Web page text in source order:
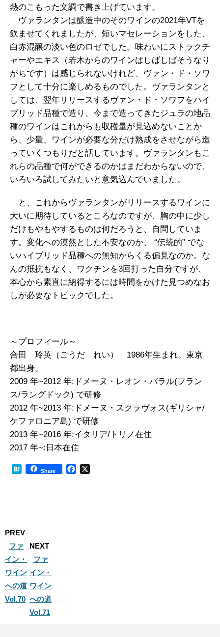
熱のこもった文調で書き上げています。
ヴァランタンは醸造中のそのワインの2021年VTを
飲ませてくれましたが、短いマセレーションをした、
白赤混醸の淡い色のロゼでした。味わいにストラクチ
ャーやエキス（若木からのワインはしばしばそうなり
がちです）は感じられないけれど、ヴァン・ド・ソワ
フとして十分に楽しめるものでした。ヴァランタンと
しては、翌年リリースするヴァン・ド・ソワフをハイ
ブリッド品種で造り、今まで造ってきたジュラの地品
種のワインはこれからも収穫量が見込めないことか
ら、少量、ワインが必要な分だけ熟成をさせながら造
っていくつもりだと話しています。ヴァランタンもこ
れらの品種で何ができるのかはまだわからないので、
いろいろ試してみたいと意気込んでいました。
と、これからヴァランタンがリリースするワインに
大いに期待しているところなのですが、胸の中に少し
だけもやもやするものは何だろうと、自問していま
す。変化への漠然とした不安なのか、 “伝統的” でな
いハイブリッド品種への無知からくる偏見なのか。な
んの抵抗もなく、ワクチンを3回打った自分ですが、
本心から素直に納得するには時間をかけた見つめなお
しが必要なトピックでした。
～プロフィール～
合田 玲英（ごうだ れい） 1986年生まれ。東京
都出身。
2009 年~2012 年:ドメーヌ・レオン・バラル(フラン
ス/ラングドック) で研修
2012 年~2013 年:ドメーヌ・スクラヴォス(ギリシャ/
ケファロニア島) で研修
2013 年~2016 年:イタリア/トリノ在住
2017 年~:日本在住
Share
PREV
ファ
イン・
ワイン
への道
Vol.70
NEXT
ファ
イン・
ワイン
への道
Vol.71